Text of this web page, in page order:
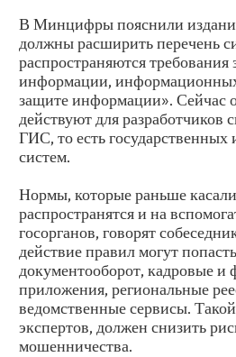
В Минцифры пояснили
должны расширить перечень
распространяются требования
информации,
защите информации». Сейчас
действуют для разработчиков
ГИС, то есть
систем.
Нормы, которые раньше
распространятся и на
госорганов, говорят
действие правил могут
документооборот, кадровые и
приложения, региональные
ведомственные сервисы.
экспертов, должен снизить
мошенничества.